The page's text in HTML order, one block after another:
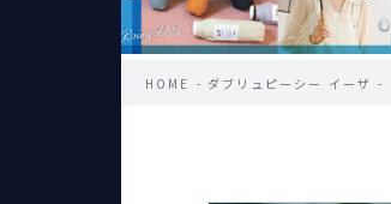
HOME ダブリュピーシー イーザ